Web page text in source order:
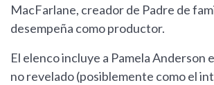
MacFarlane, creador de Padre de
desempeña como productor.
El elenco incluye a Pamela Anderson
no revelado (posiblemente como el